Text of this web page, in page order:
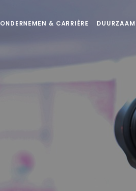
ONDERNEMEN & CARRIÈRE